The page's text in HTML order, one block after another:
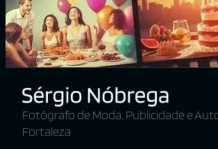
Fotógrafo de Moda, Publicidade e
Fortaleza